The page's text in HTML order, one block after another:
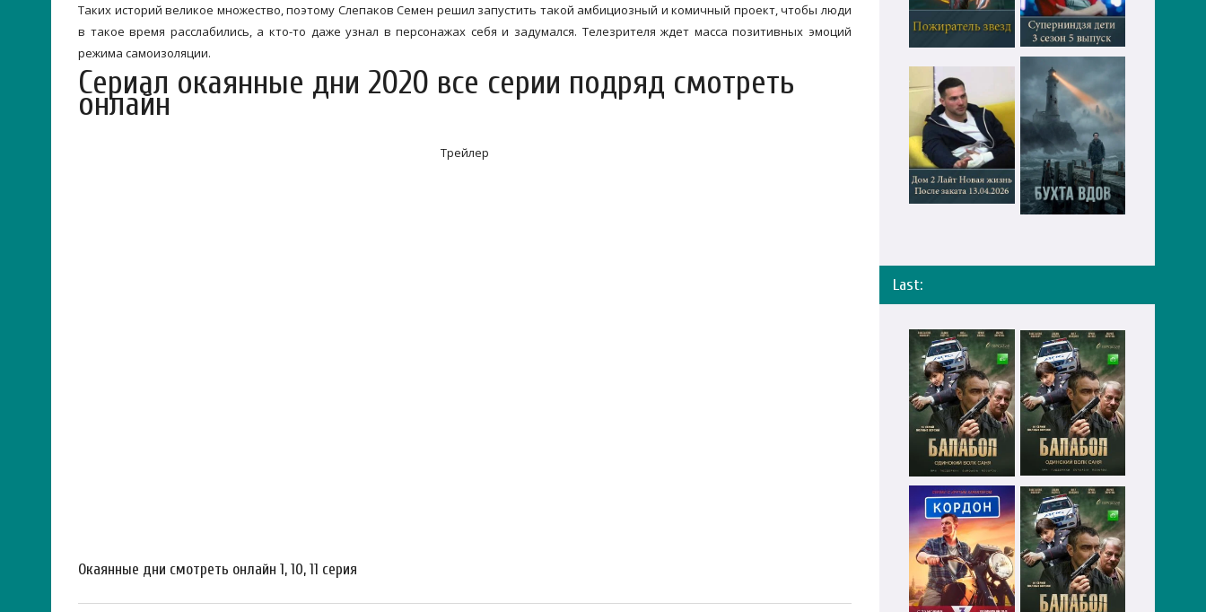
Таких историй великое множество, поэтому Слепаков Семен решил запустить такой амбициозный и комичный проект, чтобы люди
в такое время расслабились, а кто-то даже узнал в персонажах себя и задумался. Телезрителя ждет масса позитивных эмоций
режима самоизоляции.
Сериал окаянные дни 2020 все серии подряд смотреть
онлайн
Трейлер
Окаянные дни смотреть онлайн 1, 10, 11 серия
Last: